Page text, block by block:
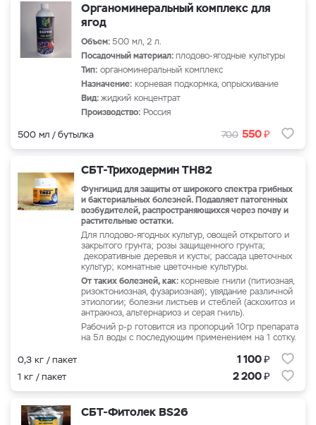
Органоминеральный комплекс для
ягод
Объем:500 мл, 2 л.
Посадочный материал:плодово-ягодные культуры
Тип: органоминеральный комплекс
Назначение: корневая подкормка, опрыскивание
Вид:жидкий концентрат
Производство: Россия
500 мл / бутылка 700 550₽
СБТ-Триходермин TH82
Фунгицид для защиты от широкого спектра грибных
и бактериальных болезней. Подавляет патогенных
возбудителей, распространяющихся через почву и
растительные остатки.
Для плодово-ягодных культур, овощей открытого и
закрытого грунта; розы защищенного грунта;
декоративные деревья и кусты; рассада цветочных
культур; комнатные цветочные культуры.
От таких болезней, как:корневые гнили (питиозная,
ризоктониозная, фузариозная); увядание различной
этиологии; болезни листьев и стеблей (аскохитоз и
антракноз, альтернариоз и серая гниль).
Рабочий р-р готовится из пропорций 10гр препарата
на 5л воды с последующим применением на 1 сотку.
0,3 кг / пакет 1 100₽
1 кг / пакет 2 200₽
СБТ-Фитолек BS26